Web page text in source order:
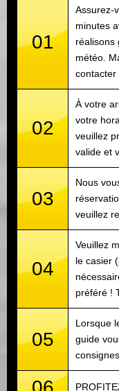
01
Assurez-
minutes
réalisons
météo.
contacter
02
À votre
votre
veuillez
valide et
03
Nous
veuillez
04
Veuillez
le casier
préféré !
05
Lorsque
guide